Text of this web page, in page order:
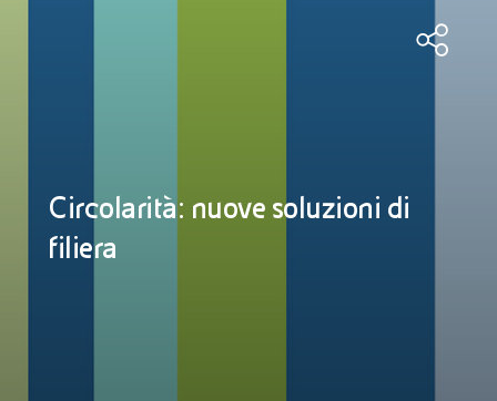
Circolarità: nuove soluzioni di
filiera